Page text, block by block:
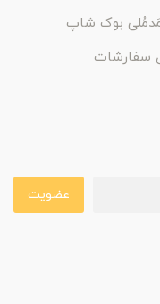
بوک شاپ
سفارشات
عضویت